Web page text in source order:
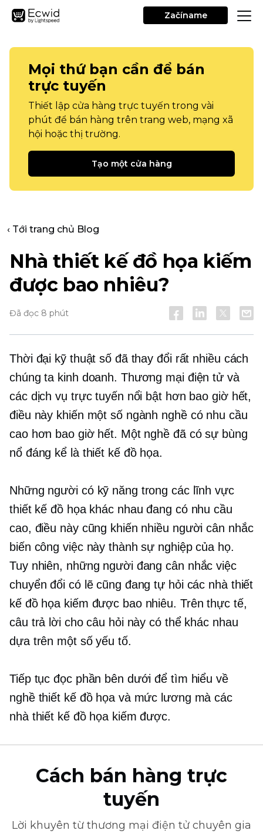
Začíname
Mọi thứ bạn cần để bán
trực tuyến
Thiết lập cửa hàng trực tuyến trong vài
phút để bán hàng trên trang web, mạng xã
hội hoặc thị trường.
Tạo một cửa hàng
‹ Tới trang chủ Blog
Nhà thiết kế đồ họa kiếm
được bao nhiêu?
Đã đọc 8 phút
Thời đại kỹ thuật số đã thay đổi rất nhiều cách
chúng ta kinh doanh. Thương mại điện tử và
các dịch vụ trực tuyến nổi bật hơn bao giờ hết,
điều này khiến một số ngành nghề có nhu cầu
cao hơn bao giờ hết. Một nghề đã có sự bùng
nổ đáng kể là thiết kế đồ họa.
Những người có kỹ năng trong các lĩnh vực
thiết kế đồ họa khác nhau đang có nhu cầu
cao, điều này cũng khiến nhiều người cân nhắc
biến công việc này thành sự nghiệp của họ.
Tuy nhiên, những người đang cân nhắc việc
chuyển đổi có lẽ cũng đang tự hỏi các nhà thiết
kế đồ họa kiếm được bao nhiêu. Trên thực tế,
câu trả lời cho câu hỏi này có thể khác nhau
dựa trên một số yếu tố.
Tiếp tục đọc phần bên dưới để tìm hiểu về
nghề thiết kế đồ họa và mức lương mà các
nhà thiết kế đồ họa kiếm được.
Cách bán hàng trực
tuyến
Lời khuyên từ thương mại điện tử chuyên gia